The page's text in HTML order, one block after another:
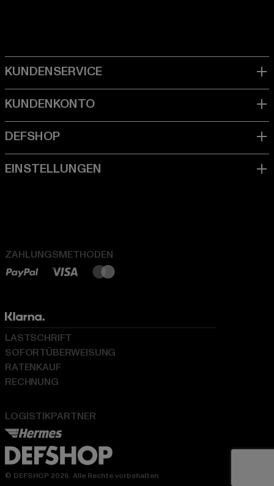
ZAHLUNGSMETHODEN
LOGISTIKPARTNER
LASTSCHRIFT
SOFORTÜBERWEISUNG
RATENKAUF
RECHNUNG
© DEFSHOP 2026. Alle Rechte vorbehalten